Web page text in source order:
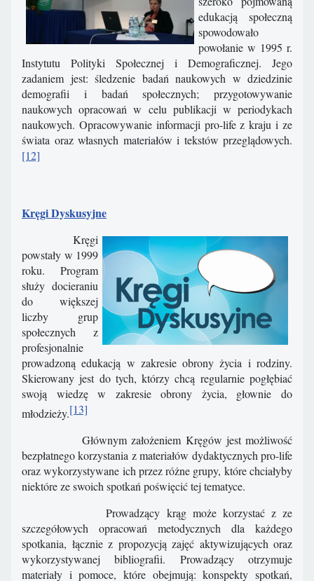
edukacją społeczną
spowodowało
powołanie w 1995 r.
Instytutu Polityki Społecznej i Demograficznej. Jego
zadaniem jest: śledzenie badań naukowych w dziedzinie
demografii i badań społecznych; przygotowywanie
naukowych opracowań w celu publikacji w periodykach
naukowych. Opracowywanie informacji pro-life z kraju i ze
świata oraz własnych materiałów i tekstów przeglądowych.
[12]
Kręgi Dyskusyjne
Kręgi
powstały w 1999
roku. Program
służy docieraniu
do większej
liczby grup
społecznych z
profesjonalnie
prowadzoną edukacją w zakresie obrony życia i rodziny.
Skierowany jest do tych, którzy chcą regularnie pogłębiać
swoją wiedzę w zakresie obrony życia, głownie do
młodzieży.[13]
Głównym założeniem Kręgów jest możliwość
bezpłatnego korzystania z materiałów dydaktycznych pro-life
oraz wykorzystywane ich przez różne grupy, które chciałyby
niektóre ze swoich spotkań poświęcić tej tematyce.
Prowadzący krąg może korzystać z ze
szczegółowych opracowań metodycznych dla każdego
spotkania, łącznie z propozycją zajęć aktywizujących oraz
wykorzystywanej bibliografii. Prowadzący otrzymuje
materiały i pomoce, które obejmują: konspekty spotkań,